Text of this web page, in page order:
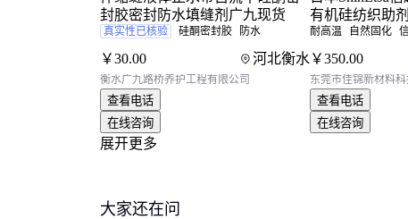
￥30.00 河北衡水
封胶密封防水填缝剂广九现货
真实性已核验 硅酮密封胶 防水
衡水广九路桥养护工程有限公司
查看电话
在线咨询
￥350.00
有机硅纺织助
CS
耐高温 自然固化
东莞市佳锦新材料科
查看电话
在线咨询
展开更多
大家还在问